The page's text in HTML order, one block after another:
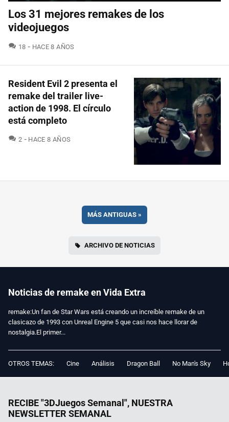
Los 31 mejores remakes de los
videojuegos
18 COMENTARIOS
HACE 8 AÑOS
Resident Evil 2 presenta el
remake del trailer live-
action de 1998. El círculo
está completo
2 COMENTARIOS
HACE 8 AÑOS
MÁS ANTIGUAS »
ARCHIVO DE NOTICIAS
Noticias de remake en Vida Extra
remake:Un fan de Star Wars está creando un increíble remake de un
clasicazo de 1993 con Unreal Engine 5 que casi nos hace llorar de
nostalgia.El primer...
OTROS TEMAS: Cine Análisis Dragon Ball No Man's Sky
RECIBE "3DJuegos Semanal", NUESTRA
NEWSLETTER SEMANAL